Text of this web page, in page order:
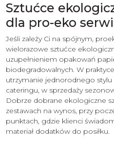
Sztućce
dla pro-eko
Jeśli zależy Ci na spójnym,
wielorazowe sztućce
uzupełnieniem opakowań
biodegradowalnych. W
utrzymanie jednorodnego
cateringu, w sprzedaży
Dobrze dobrane ekologiczne
zestawach na wynos, przy
punktach, gdzie klienci
materiał dodatków do posiłku.